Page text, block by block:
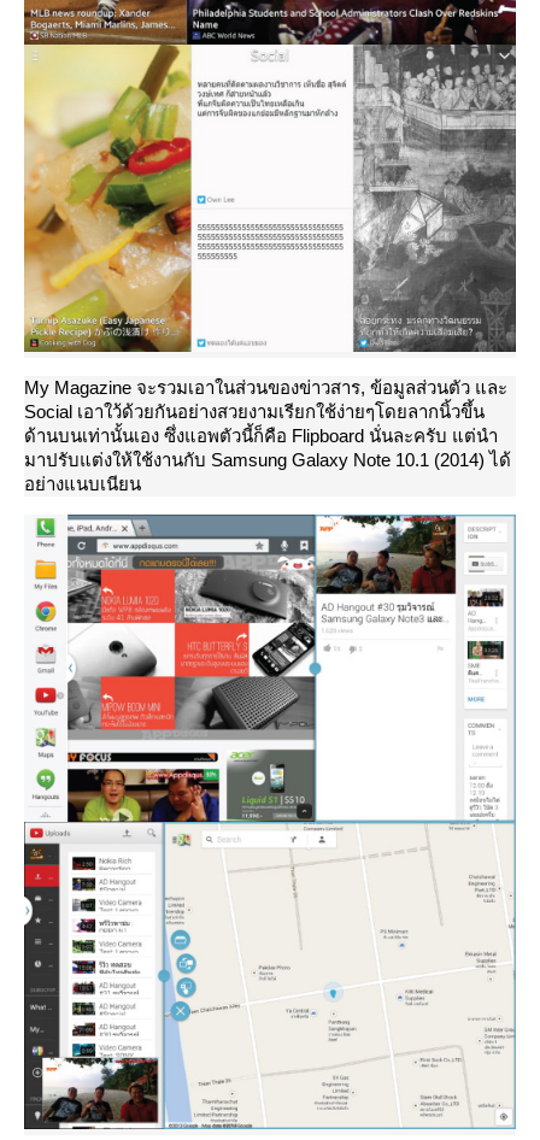
My Magazine จะรวมเอาในส่วนของข่าวสาร, ข้อมูลส่วนตัว และ
Social เอาใว้ด้วยกันอย่างสวยงามเรียกใช้ง่ายๆโดยลากนิ้วขึ้น
ด้านบนเท่านั้นเอง ซึ่งแอพตัวนี้ก็คือ Flipboard นั่นละครับ แต่นำ
มาปรับแต่งให้ใช้งานกับ Samsung Galaxy Note 10.1 (2014) ได้
อย่างแนบเนียน